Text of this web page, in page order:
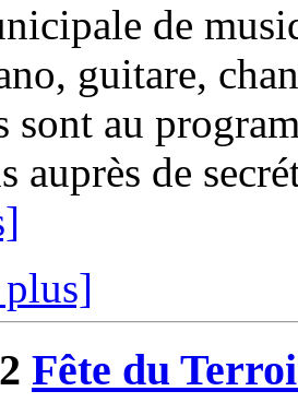
de
guitare,
sont au
auprès de
Fête du